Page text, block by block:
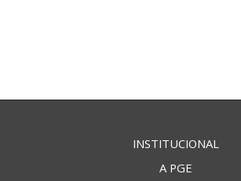
INSTITUCIONAL
A PGE